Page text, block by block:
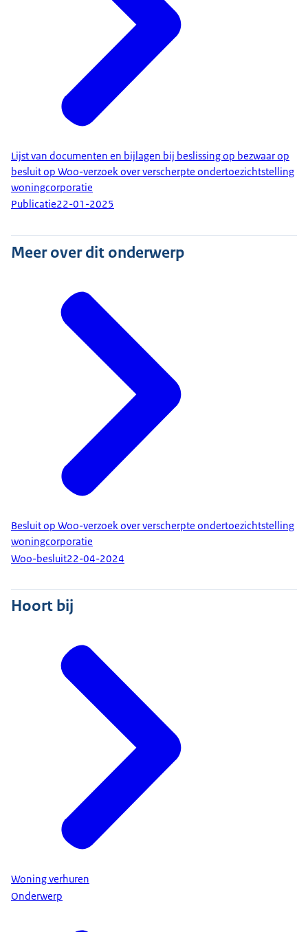
Lijst van documenten en bijlagen bij beslissing op bezwaar op
besluit op Woo-verzoek over verscherpte ondertoezichtstelling
woningcorporatie
Publicatie22-01-2025
Meer over dit onderwerp
Besluit op Woo-verzoek over verscherpte ondertoezichtstelling
woningcorporatie
Woo-besluit22-04-2024
Hoort bij
Woning verhuren
Onderwerp